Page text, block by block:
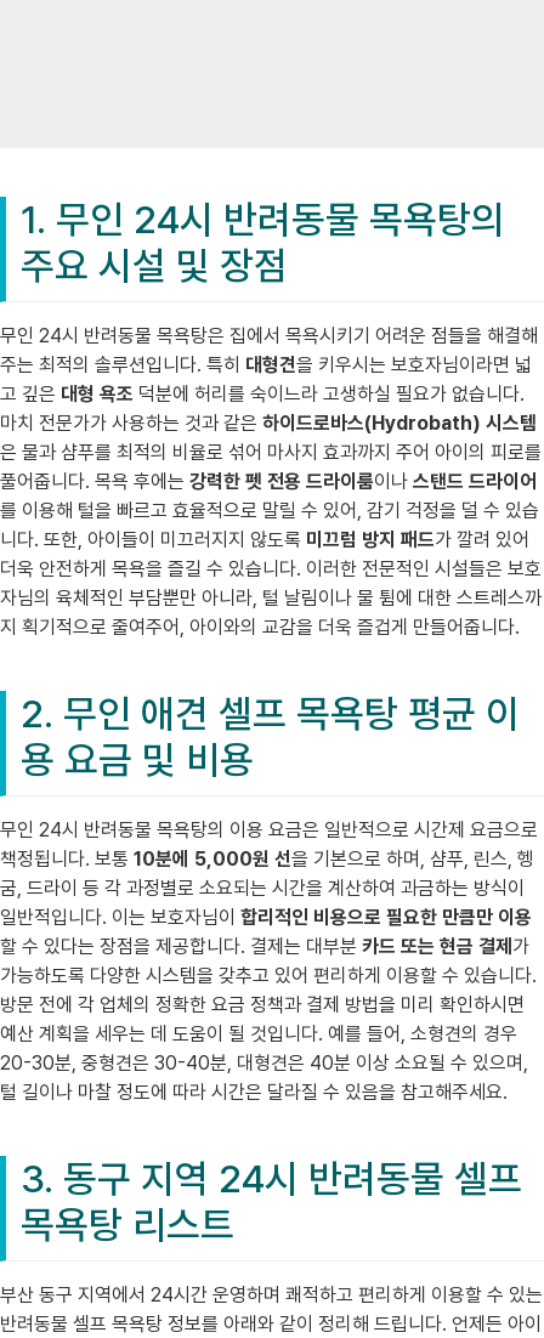
1. 무인 24시 반려동물 목욕탕의
주요 시설 및 장점
무인 24시 반려동물 목욕탕은 집에서 목욕시키기 어려운 점들을 해결해
주는 최적의 솔루션입니다. 특히 대형견을 키우시는 보호자님이라면 넓
고 깊은 대형 욕조 덕분에 허리를 숙이느라 고생하실 필요가 없습니다.
마치 전문가가 사용하는 것과 같은 하이드로바스(Hydrobath) 시스템
은 물과 샴푸를 최적의 비율로 섞어 마사지 효과까지 주어 아이의 피로를
풀어줍니다. 목욕 후에는 강력한 펫 전용 드라이룸이나 스탠드 드라이어
를 이용해 털을 빠르고 효율적으로 말릴 수 있어, 감기 걱정을 덜 수 있습
니다. 또한, 아이들이 미끄러지지 않도록 미끄럼 방지 패드가 깔려 있어
더욱 안전하게 목욕을 즐길 수 있습니다. 이러한 전문적인 시설들은 보호
자님의 육체적인 부담뿐만 아니라, 털 날림이나 물 튐에 대한 스트레스까
지 획기적으로 줄여주어, 아이와의 교감을 더욱 즐겁게 만들어줍니다.
2. 무인 애견 셀프 목욕탕 평균 이
용 요금 및 비용
무인 24시 반려동물 목욕탕의 이용 요금은 일반적으로 시간제 요금으로
책정됩니다. 보통 10분에 5,000원 선을 기본으로 하며, 샴푸, 린스, 헹
굼, 드라이 등 각 과정별로 소요되는 시간을 계산하여 과금하는 방식이
일반적입니다. 이는 보호자님이 합리적인 비용으로 필요한 만큼만 이용
할 수 있다는 장점을 제공합니다. 결제는 대부분 카드 또는 현금 결제 가
가능하도록 다양한 시스템을 갖추고 있어 편리하게 이용할 수 있습니다.
방문 전에 각 업체의 정확한 요금 정책과 결제 방법을 미리 확인하시면
예산 계획을 세우는 데 도움이 될 것입니다. 예를 들어, 소형견의 경우
20-30분, 중형견은 30-40분, 대형견은 40분 이상 소요될 수 있으며,
털 길이나 마찰 정도에 따라 시간은 달라질 수 있음을 참고해주세요.
3. 동구 지역 24시 반려동물 셀프
목욕탕 리스트
부산 동구 지역에서 24시간 운영하며 쾌적하고 편리하게 이용할 수 있는
반려동물 셀프 목욕탕 정보를 아래와 같이 정리해 드립니다. 언제든 아이